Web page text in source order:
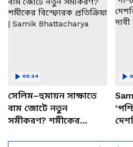
সেলিম–হুমায়ন সাক্ষাতে
বাম জোটে নতুন
সমীকরণ? শমীকের
05:34